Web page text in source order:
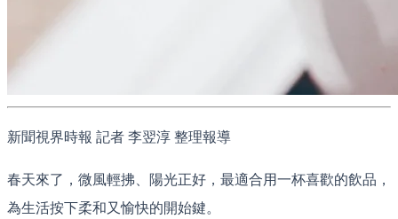
新聞視界時報 記者 李翌淳 整理報導
春天來了，微風輕拂、陽光正好，最適合用一杯喜歡的飲品，
為生活按下柔和又愉快的開始鍵。